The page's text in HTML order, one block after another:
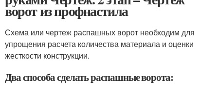
ворот из профнастила
Схема или чертеж распашных ворот необходим для
упрощения расчета количества материала и оценки
жесткости конструкции.
Два способа сделать распашные ворота: